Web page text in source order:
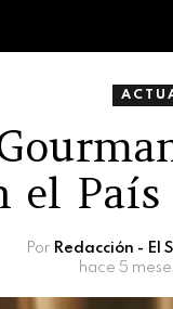
el
Por Redacción - El
hace 5